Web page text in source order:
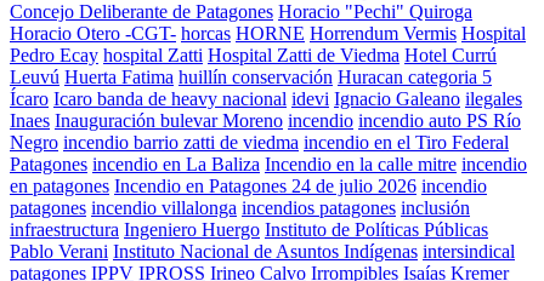
Concejo Deliberante de Patagones Horacio "Pechi" Quiroga
Horacio Otero -CGT- horcas HORNE Horrendum Vermis Hospital
Pedro Ecay hospital Zatti Hospital Zatti de Viedma Hotel Currú
Leuvú Huerta Fatima huillín conservación Huracan categoria 5
Ícaro Icaro banda de heavy nacional idevi Ignacio Galeano ilegales
Inaes Inauguración bulevar Moreno incendio incendio auto PS Río
Negro incendio barrio zatti de viedma incendio en el Tiro Federal
Patagones incendio en La Baliza Incendio en la calle mitre incendio
en patagones Incendio en Patagones 24 de julio 2026 incendio
patagones incendio villalonga incendios patagones inclusión
infraestructura Ingeniero Huergo Instituto de Políticas Públicas
Pablo Verani Instituto Nacional de Asuntos Indígenas intersindical
patagones IPPV IPROSS Irineo Calvo Irrompibles Isaías Kremer